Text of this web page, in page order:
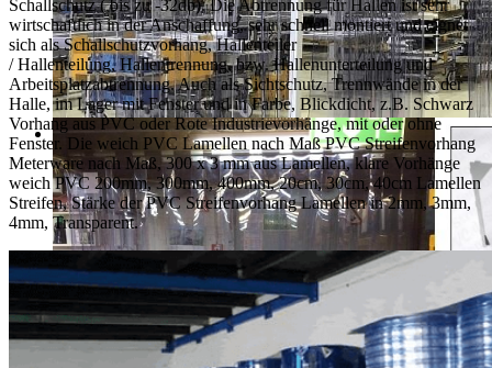
Schallschutz ( bis zu -32db). Die Abtrennung für Hallen ist sehr
wirtschaftlich in der Anschaffung, sehr schnell montiert und eignet
sich als Schallschutzvorhang, Hallenteiler
/Hallenteilung,Hallentrennung, bzw. Hallenunterteilung und
Arbeitsplatzabtrennung. Auch als Sichtschutz, Trennwände in der
Halle, im Lager mit Fenster und in Farbe, Blickdicht, z.B. Schwarz
Vorhang aus PVC oder Rote Industrievorhänge, mit oder ohne
Fenster. Die weich PVC Lamellen nach Maß PVC Streifenvorhang
Meterware nach Maß, 300 x 3 mm aus Lamellen, klare Vorhänge
weich PVC 200mm, 300mm, 400mm, 20cm, 30cm, 40cm Lamellen
Streifen, Stärke der PVC Streifenvorhang Lamellen in 2mm, 3mm,
4mm, Transparent.